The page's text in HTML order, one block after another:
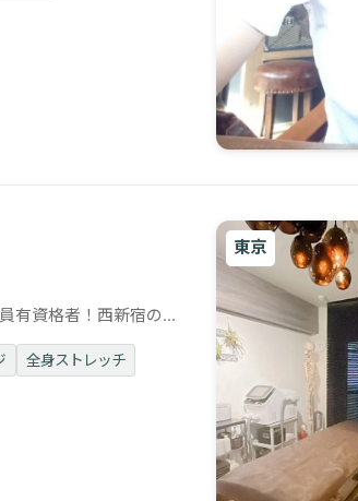
東京
有資格者！西新宿の
全身ストレッチ